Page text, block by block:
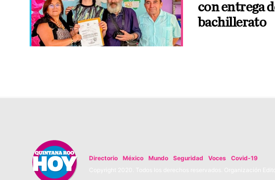
con entrega
bachillerato
Directorio México Mundo Seguridad Voces
Covid-19